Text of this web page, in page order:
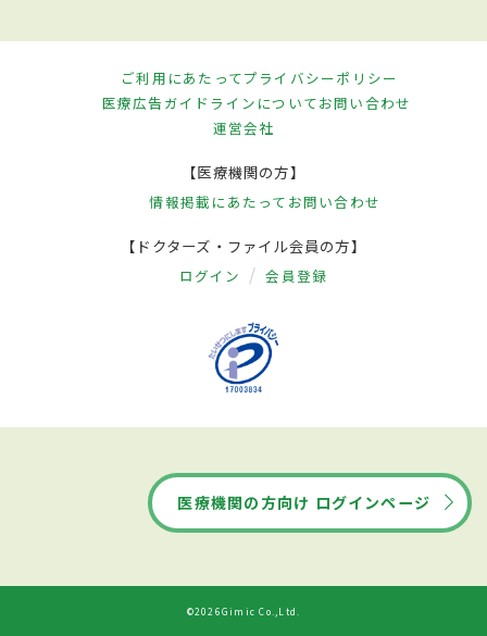
ご利用にあたってプライバシーポリシー
医療広告ガイドラインについてお問い合わせ
運営会社
【医療機関の方】
情報掲載にあたって お問い合わせ
【ドクターズ・ファイル会員の方】
ログイン 会員登録
医療機関の方向け ログインページ
©2026Gimic Co.,Ltd.